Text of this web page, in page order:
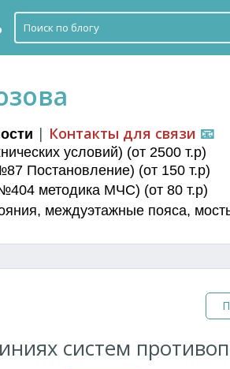
| Контакты для связи 📧
условий) (от 2500 т.р)
Постановление) (от 150 т.р)
методика МЧС) (от 80 т.р)
, междуэтажные пояса,
систем